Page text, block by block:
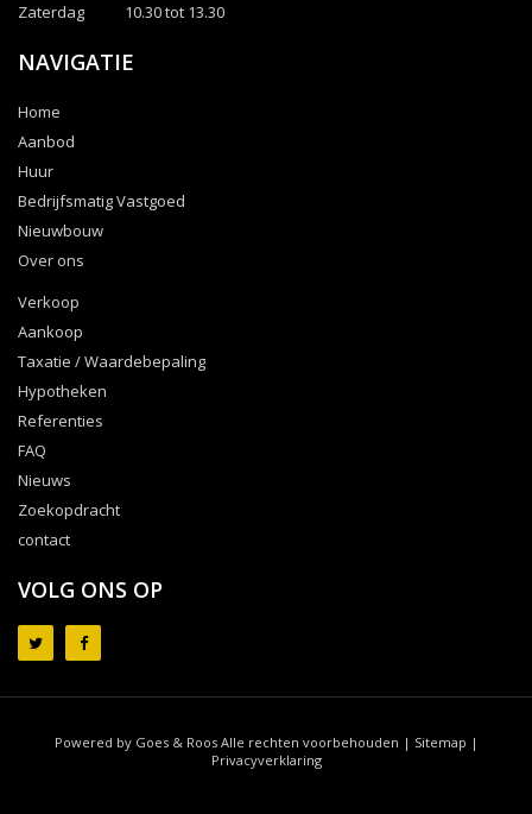
Zaterdag
10.30 tot 13.30
NAVIGATIE
Home
Aanbod
Huur
Bedrijfsmatig Vastgoed
Nieuwbouw
Over ons
Verkoop
Aankoop
Taxatie / Waardebepaling
Hypotheken
Referenties
FAQ
Nieuws
Zoekopdracht
contact
VOLG ONS OP
Powered by Goes & Roos Alle rechten voorbehouden | Sitemap |
Privacyverklaring